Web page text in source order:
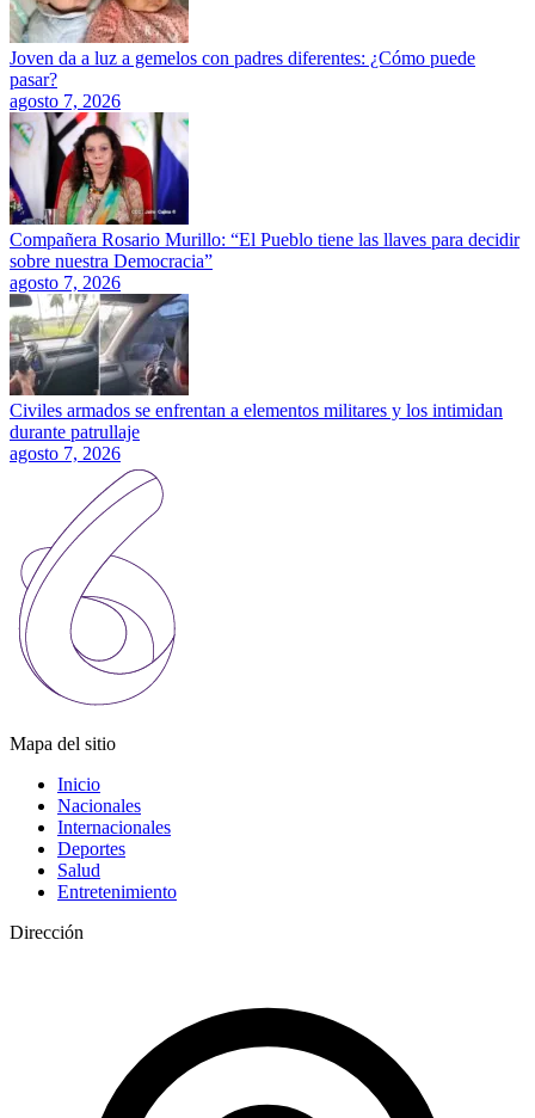
Joven da a luz a gemelos con padres diferentes: ¿Cómo puede
pasar?
agosto 7, 2026
Compañera Rosario Murillo: “El Pueblo tiene las llaves para decidir
sobre nuestra Democracia”
agosto 7, 2026
Civiles armados se enfrentan a elementos militares y los intimidan
durante patrullaje
agosto 7, 2026
Mapa del sitio
Inicio
Nacionales
Internacionales
Deportes
Salud
Entretenimiento
Dirección